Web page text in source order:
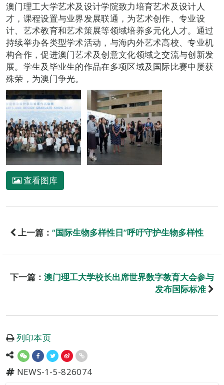
澳门理工大学艺术及设计学院致力培育艺术及设计人
才，课程设置与业界发展联通，为艺术创作、专业设
计、艺术教育和艺术策展等领域培养多元化人才。通过
持续举办各类型学术活动，与海内外艺术高校、专业机
构合作，促进澳门艺术及创意文化领域之交流与创新发
展。学生及毕业生的作品在多项区域及国际比赛中屡获
殊荣，为澳门争光。
查看图库
上一篇： “国际生物多样性日”呼吁守护生物多样性
下一篇： 澳门理工大学校长出席世界数字教育大会参与
发布国际标准
列印本页
NEWS-1-5-826074